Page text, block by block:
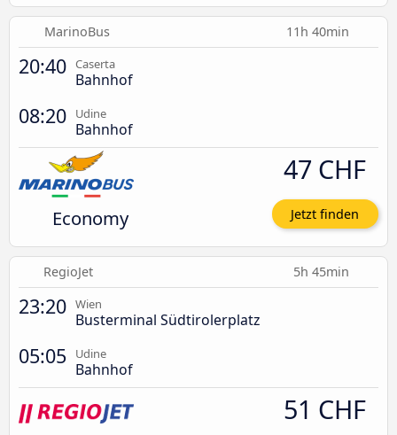
MarinoBus 11h 40min
20:40 Caserta
Bahnhof
08:20 Udine
Bahnhof
Economy
47 CHF
Jetzt finden
RegioJet 5h 45min
23:20 Wien
Busterminal Südtirolerplatz
05:05 Udine
Bahnhof
51 CHF